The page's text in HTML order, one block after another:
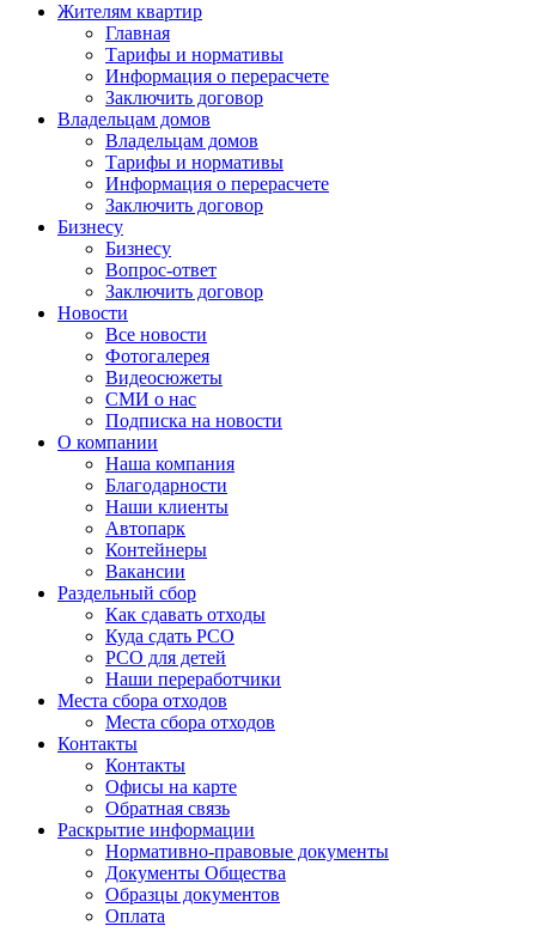
Жителям квартир
Главная
Тарифы и нормативы
Информация о перерасчете
Заключить договор
Владельцам домов
Владельцам домов
Тарифы и нормативы
Информация о перерасчете
Заключить договор
Бизнесу
Бизнесу
Вопрос-ответ
Заключить договор
Новости
Все новости
Фотогалерея
Видеосюжеты
СМИ о нас
Подписка на новости
О компании
Наша компания
Благодарности
Наши клиенты
Автопарк
Контейнеры
Вакансии
Раздельный сбор
Как сдавать отходы
Куда сдать РСО
РСО для детей
Наши переработчики
Места сбора отходов
Места сбора отходов
Контакты
Контакты
Офисы на карте
Обратная связь
Раскрытие информации
Нормативно-правовые документы
Документы Общества
Образцы документов
Оплата